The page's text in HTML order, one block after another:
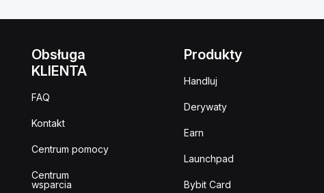
Obsługa
KLIENTA
FAQ
Kontakt
Centrum pomocy
Centrum
wsparcia
Produkty
Handluj
Derywaty
Earn
Launchpad
Bybit Card